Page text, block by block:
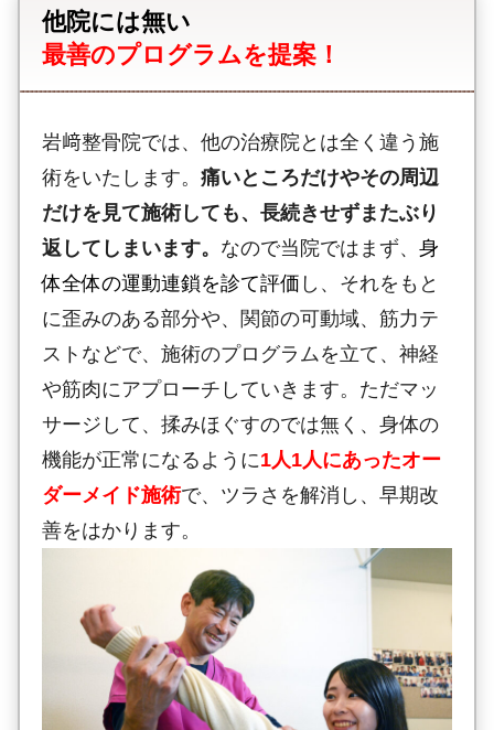
他院には無い
最善のプログラムを提案！
岩﨑整骨院では、他の治療院とは全く違う施
術をいたします。 痛いところだけやその周辺
だけを見て施術しても、長続きせずまたぶり
返してしまいます。 なので当院ではまず、 身
体全体の運動連鎖を診て評価 し、それをもと
に歪みのある部分や、関節の可動域、筋力テ
ストなどで、施術のプログラムを立て、神経
や筋肉にアプローチしていきます。ただマッ
サージして、揉みほぐすのでは無く、身体の
機能が正常になるように1人1人にあったオー
ダーメイド施術で、ツラさを解消し、早期改
善をはかります。